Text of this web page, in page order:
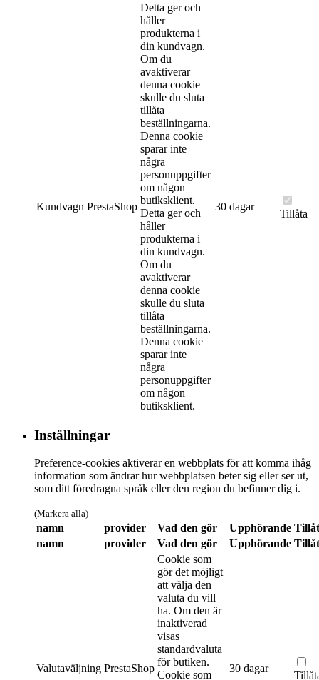
Kundvagn PrestaShop
Detta ger och
håller
produkterna i
din kundvagn.
Om du
avaktiverar
denna cookie
skulle du sluta
tillåta
beställningarna.
Denna cookie
sparar inte
några
personuppgifter
om någon
butiksklient.
Detta ger och
håller
produkterna i
din kundvagn.
Om du
avaktiverar
denna cookie
skulle du sluta
tillåta
beställningarna.
Denna cookie
sparar inte
några
personuppgifter
om någon
butiksklient.
30 dagar
Tillåta
Inställningar
Preference-cookies aktiverar en webbplats för att komma ihåg
information som ändrar hur webbplatsen beter sig eller ser ut,
som ditt föredragna språk eller den region du befinner dig i.
(Markera alla)
namn provider Vad den gör Upphörande
namn
provider Vad den gör Upphörande
Valutaväljning PrestaShop
Cookie som
gör det möjligt
att välja den
valuta du vill
ha. Om den är
inaktiverad
visas
standardvaluta
för butiken.
Cookie som
30 dagar